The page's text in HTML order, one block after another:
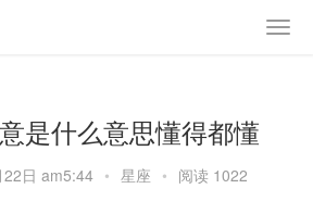
是什么意思懂得都懂
日 am5:44 • 星座 • 阅读 1022